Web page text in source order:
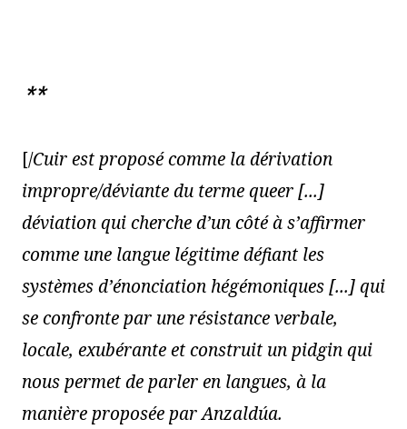
**
[/Cuir est proposé comme la dérivation
impropre/déviante du terme queer [...]
déviation qui cherche d’un côté à s’affirmer
comme une langue légitime défiant les
systèmes d’énonciation hégémoniques [...] qui
se confronte par une résistance verbale,
locale, exubérante et construit un pidgin qui
nous permet de parler en langues, à la
manière proposée par Anzaldúa.